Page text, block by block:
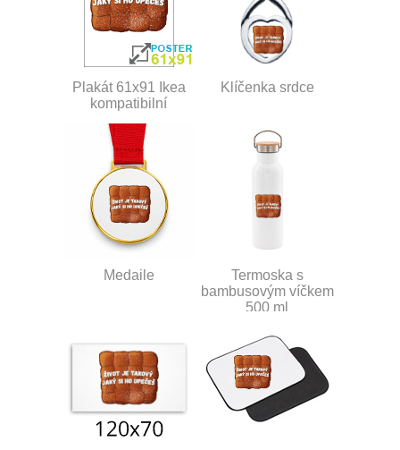
Plakát 61x91 Ikea
kompatibilní
Klíčenka srdce
Medaile
Termoska s
bambusovým víčkem
500 ml